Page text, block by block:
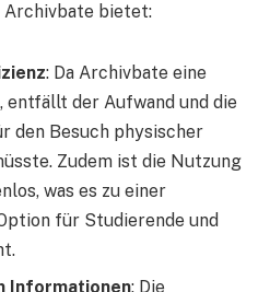
bietet:
: Da Archivbate eine
der Aufwand und die
den Besuch physischer
Zudem ist die Nutzung
was es zu einer
für Studierende und
Informationen: Die